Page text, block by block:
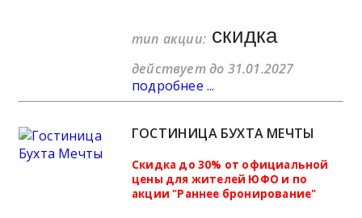
тип акции: скидка
действует до 31.01.2027
подробнее ...
ГОСТИНИЦА БУХТА МЕЧТЫ
Скидка до 30% от официальной
цены для жителей ЮФО и по
акции "Раннее бронирование"